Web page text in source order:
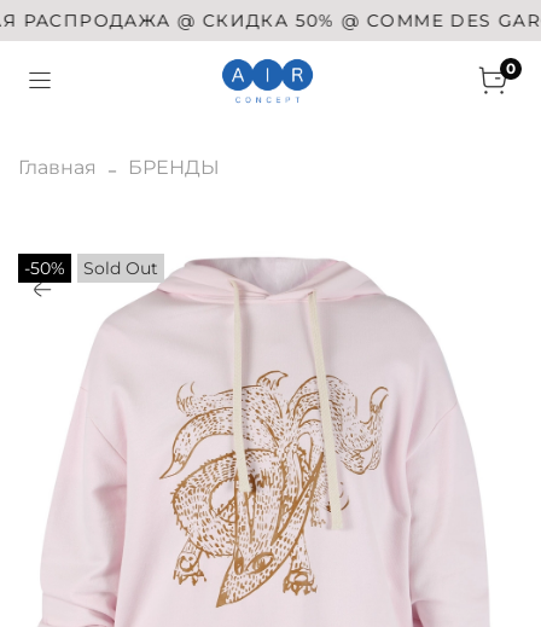
@ СКИДКА 50% @ COMME DES GARÇONS
0
Главная БРЕНДЫ
-50% Sold Out